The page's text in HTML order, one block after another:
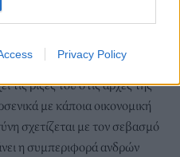
Privacy Policy
τις ρίζες του στις αρχές της
με κάποια οικονομική
σχετίζεται με τον σεβασμό
η συμπεριφορά ανδρών